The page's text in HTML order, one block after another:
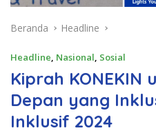
Beranda Headline
Headline, Nasional, Sosial
Kiprah KONEKIN
Depan yang
Inklusif 2024